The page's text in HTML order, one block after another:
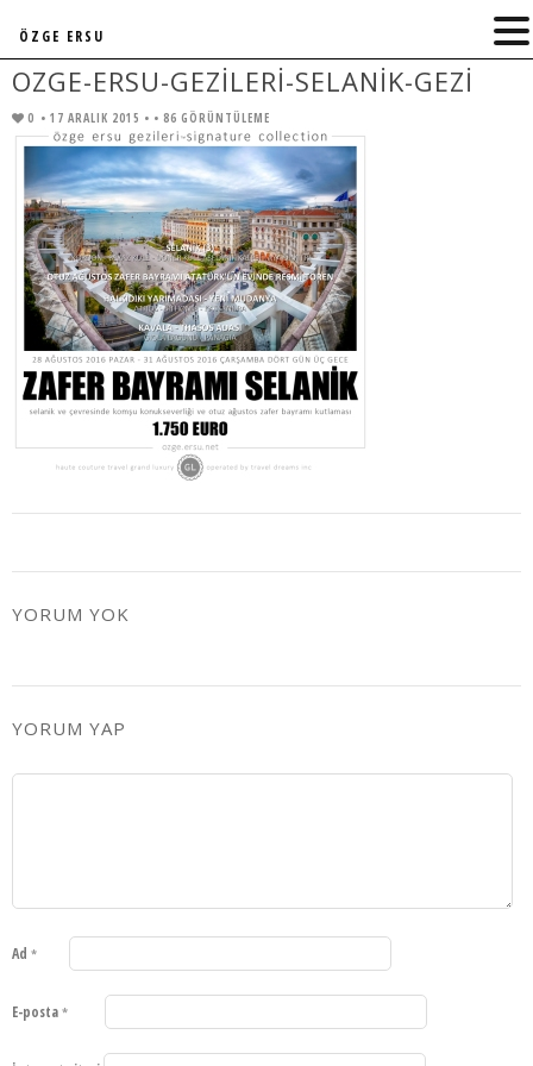
OZGE-ERSU-GEZILERI-SELANIK-GEZI
0 • 17 ARALIK 2015 • • 86 GÖRÜNTÜLEME
YORUM YOK
YORUM YAP
Ad *
E-posta *
ÖZGE ERSU